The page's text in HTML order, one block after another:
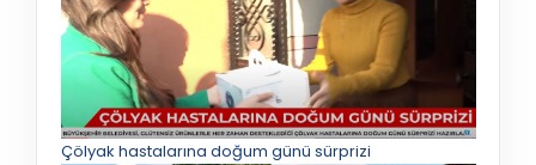
Çölyak hastalarına doğum günü sürprizi